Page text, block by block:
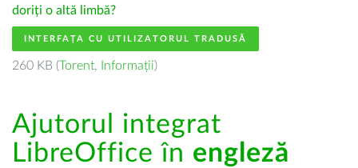
doriți o altă limbă?
INTERFAȚA CU UTILIZATORUL TRADUSĂ
260 KB (Torent, Informații)
Ajutorul integrat
LibreOffice în engleză